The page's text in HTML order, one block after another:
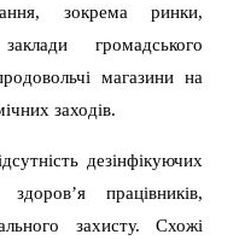
зокрема ринки,
громадського
магазини на
заходів.
дезінфікуючих
працівників,
захисту. Схожі